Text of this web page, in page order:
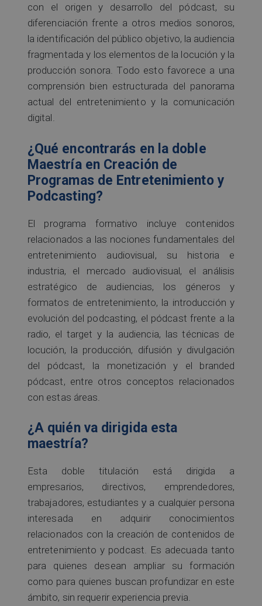
con el origen y desarrollo del pódcast, su
diferenciación frente a otros medios sonoros,
la identificación del público objetivo, la audiencia
fragmentada y los elementos de la locución y la
producción sonora. Todo esto favorece a una
comprensión bien estructurada del panorama
actual del entretenimiento y la comunicación
digital.
¿Qué encontrarás en la doble
Maestría en Creación de
Programas de Entretenimiento y
Podcasting?
El programa formativo incluye contenidos
relacionados a las nociones fundamentales del
entretenimiento audiovisual, su historia e
industria, el mercado audiovisual, el análisis
estratégico de audiencias, los géneros y
formatos de entretenimiento, la introducción y
evolución del podcasting, el pódcast frente a la
radio, el target y la audiencia, las técnicas de
locución, la producción, difusión y divulgación
del pódcast, la monetización y el branded
pódcast, entre otros conceptos relacionados
con estas áreas.
¿A quién va dirigida esta
maestría?
Esta doble titulación está dirigida a
empresarios, directivos, emprendedores,
trabajadores, estudiantes y a cualquier persona
interesada en adquirir conocimientos
relacionados con la creación de contenidos de
entretenimiento y podcast. Es adecuada tanto
para quienes desean ampliar su formación
como para quienes buscan profundizar en este
ámbito, sin requerir experiencia previa.